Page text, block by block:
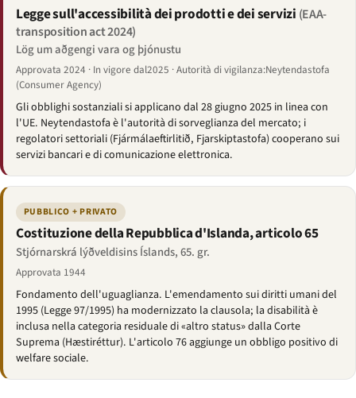
Legge sull'accessibilità dei prodotti e dei servizi (EAA-
transposition act 2024)
Lög um aðgengi vara og þjónustu
Approvata 2024 · In vigore dal2025 · Autorità di vigilanza:Neytendastofa
(Consumer Agency)
Gli obblighi sostanziali si applicano dal 28 giugno 2025 in linea con
l'UE. Neytendastofa è l'autorità di sorveglianza del mercato; i
regolatori settoriali (Fjármálaeftirlitið, Fjarskiptastofa) cooperano sui
servizi bancari e di comunicazione elettronica.
PUBBLICO + PRIVATO
Costituzione della Repubblica d'Islanda, articolo 65
Stjórnarskrá lýðveldisins Íslands, 65. gr.
Approvata 1944
Fondamento dell'uguaglianza. L'emendamento sui diritti umani del
1995 (Legge 97/1995) ha modernizzato la clausola; la disabilità è
inclusa nella categoria residuale di «altro status» dalla Corte
Suprema (Hæstiréttur). L'articolo 76 aggiunge un obbligo positivo di
welfare sociale.